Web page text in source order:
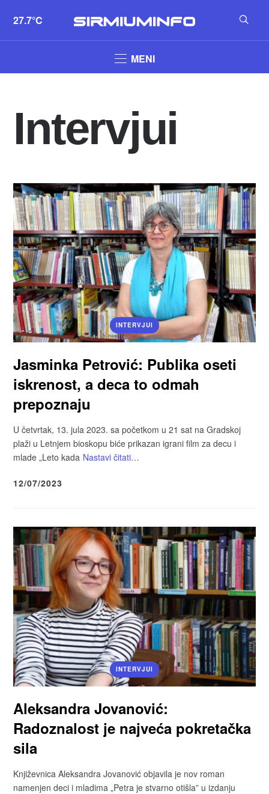
27.7°C
MENI
Intervjui
INTERVJUI
Jasminka Petrović: Publika oseti
iskrenost, a deca to odmah
prepoznaju
U četvrtak, 13. jula 2023. sa početkom u 21 sat na Gradskoj
plaži u Letnjem bioskopu biće prikazan igrani film za decu i
mlade „Leto kada Nastavi čitati…
12/07/2023
INTERVJUI
Aleksandra Jovanović:
Radoznalost je najveća pokretačka
sila
Književnica Aleksandra Jovanović objavila je nov roman
namenjen deci i mladima „Petra je stvarno otišla” u izdanju